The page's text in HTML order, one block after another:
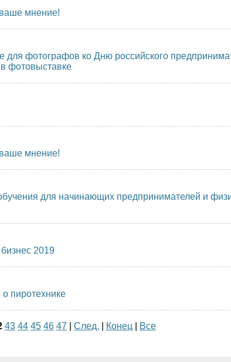
мнение!
для фотографов ко Дню российского
в фотовыставке
мнение!
для начинающих предпринимателей и
2019
пиротехнике
43 44 45 46 47 След. Конец Все